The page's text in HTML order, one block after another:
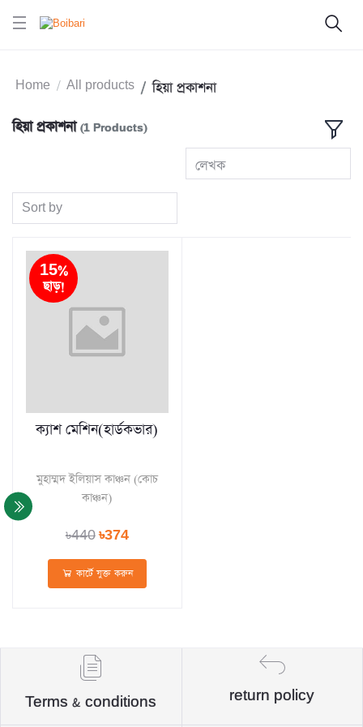
Home All products হিয়া প্রকাশনা
হিয়া প্রকাশনা(1 Products)
লেখক
Sort by
15%
ছাড়!
ক্যাশ মেশিন(হার্ডকভার)
মুহাম্মদ ইলিয়াস কাঞ্চন (কোচ
কাঞ্চন)
৳440৳374
কার্টে যুক্ত করুন
Terms & conditions return policy